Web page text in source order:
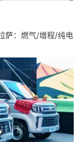
萨：燃气/增程/纯电